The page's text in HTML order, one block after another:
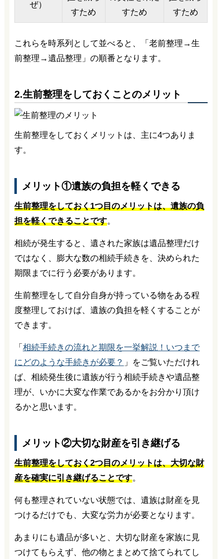
ぜ）
すため
すため
すため
これらを時系列として並べると、「老前整理→生
前整理→遺品整理」の順番となります。
2.生前整理をしておくことのメリット
生前整理をしておくメリットは、主に4つありま
す。
メリット①遺族の負担を軽くできる
生前整理をしておく1つ目のメリットは、遺族の負
担を軽くできることです。
相続が発生すると、遺された家族は遺品整理だけ
ではなく、膨大な数の相続手続きを、決められた
期限までに行う必要があります。
生前整理をして自分自身が持っている物をある程
度整理しておけば、遺族の負担を軽くすることが
できます。
「 相続手続きの流れと期限を一挙解説！いつまで
にどのような手続きが必要？ 」をご覧いただけれ
ば、相続発生後に遺族が行う相続手続きや遺品整
理が、いかに大変な作業であるかをお分かり頂け
るかと思います。
メリット②大切な財産を引き継げる
生前整理をしておく2つ目のメリットは、大切な財
産を確実に引き継げることです。
何も整理されていない状態では、遺族は財産を見
つけるだけでも、大変な労力が必要となります。
あまりにも遺品が多いと、大切な財産を家族に見
つけてもらえず、他の物とまとめて捨てられてし